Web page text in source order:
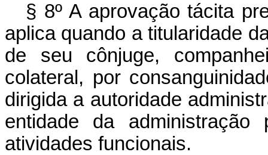
§ 8º A aprovação tácita
aplica quando a titularidade
de seu cônjuge,
colateral, por
dirigida a autoridade
entidade da
atividades funcionais.